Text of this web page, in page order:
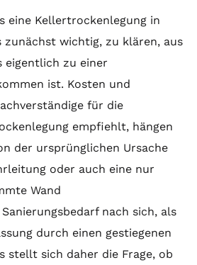
eine Kellertrockenlegung in
wichtig, zu klären, aus
eigentlich zu einer
ist. Kosten und
für die
empfiehlt, hängen
der ursprünglichen Ursache
oder auch eine nur
Wand
nach sich, als
durch einen gestiegenen
stellt sich daher die Frage, ob